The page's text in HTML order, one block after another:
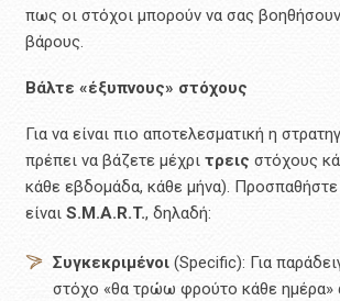
πως οι στόχοι μπορούν να σας
βάρους.
Βάλτε «έξυπνους» στόχους
Για να είναι πιο αποτελεσματική η
πρέπει να βάζετε μέχρι τρεις στόχους
κάθε εβδομάδα, κάθε μήνα). Προσπαθήστε
είναι S.M.A.R.T., δηλαδή:
Συγκεκριμένοι (Specific): Για
στόχο «θα τρώω φρούτο κάθε ημέρα»